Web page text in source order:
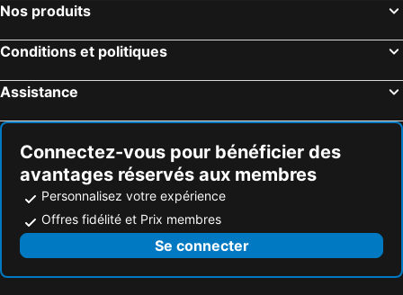
Nos produits
Conditions et politiques
Assistance
Connectez-vous pour bénéficier des
avantages réservés aux membres
Personnalisez votre expérience
Offres fidélité et Prix membres
Se connecter